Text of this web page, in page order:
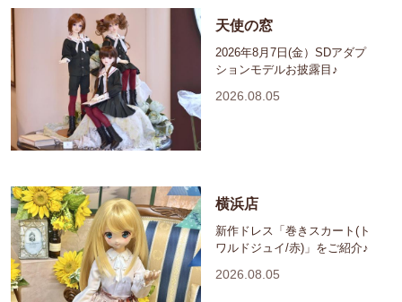
天使の窓
2026年8月7日(金）SDアダプ
ションモデルお披露目♪
2026.08.05
横浜店
新作ドレス「巻きスカート(ト
ワルドジュイ/赤)」をご紹介♪
2026.08.05